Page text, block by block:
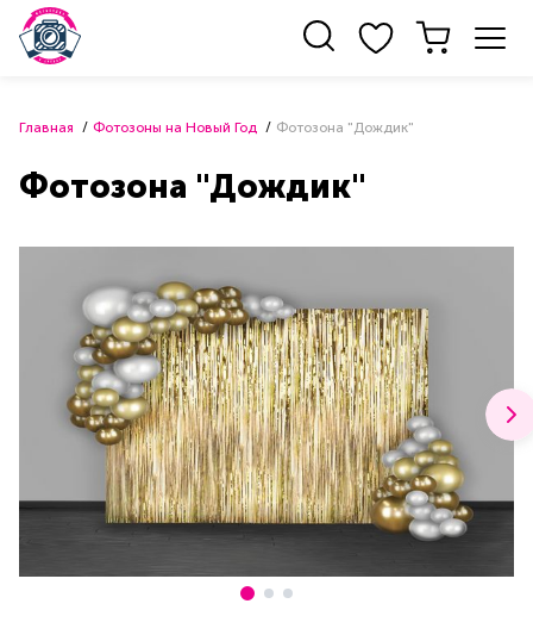
Главная Фотозоны на Новый Год Фотозона "Дождик"
Фотозона "Дождик"